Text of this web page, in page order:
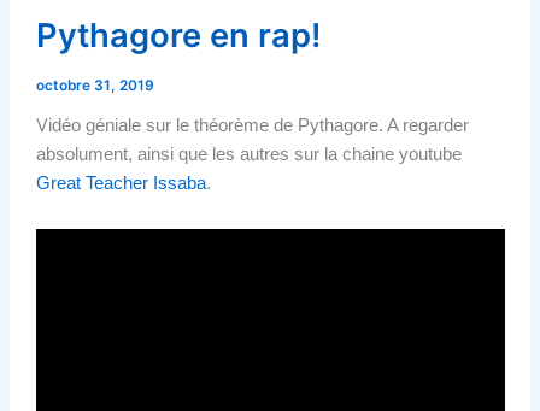
Pythagore en rap!
octobre 31, 2019
Vidéo géniale sur le théorème de Pythagore. A regarder
absolument, ainsi que les autres sur la chaine youtube
Great Teacher Issaba.